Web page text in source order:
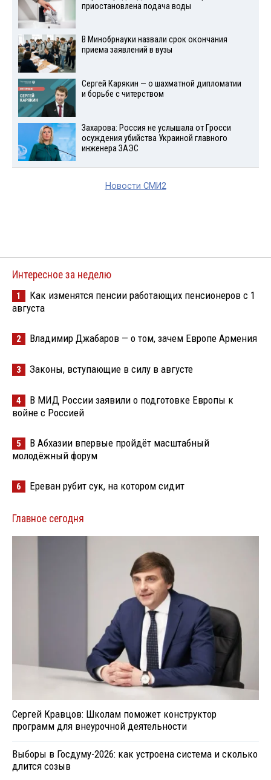
приостановлена подача воды
В Минобрнауки назвали срок окончания
приема заявлений в вузы
Сергей Карякин — о шахматной дипломатии
и борьбе с читерством
Захарова: Россия не услышала от Гросси
осуждения убийства Украиной главного
инженера ЗАЭС
Новости СМИ2
Интересное за неделю
1
Как изменятся пенсии работающих пенсионеров с 1
августа
2 Владимир Джабаров — о том, зачем Европе Армения
3 Законы, вступающие в силу в августе
4
В МИД России заявили о подготовке Европы к
войне с Россией
5
В Абхазии впервые пройдёт масштабный
молодёжный форум
6 Ереван рубит сук, на котором сидит
Главное сегодня
Сергей Кравцов: Школам поможет конструктор
программ для внеурочной деятельности
Выборы в Госдуму-2026: как устроена система и сколько
длится созыв